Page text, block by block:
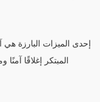
إحدى الميزات البارزة
المبتكر إغلاقًا